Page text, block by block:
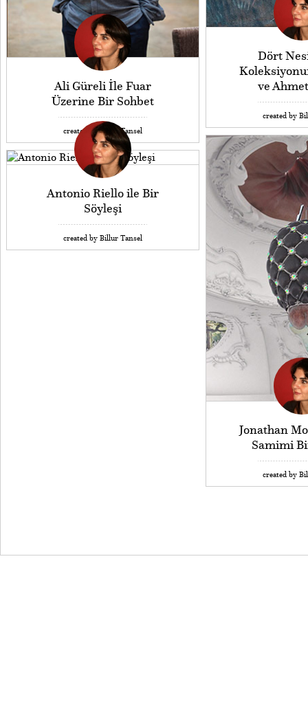
Dört
ve
created by
Ali Güreli İle Fuar
Üzerine Bir Sohbet
created by Billur Tansel
Jonathan
Samimi
created by
Antonio Riello ile Bir
Söyleşi
created by Billur Tansel